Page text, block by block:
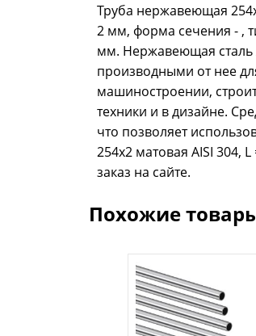
Труба нержавеющая
2 мм, форма сечения - ,
мм. Нержавеющая сталь
производными от нее
машиностроении,
техники и в дизайне.
что позволяет
254x2 матовая AISI 304,
заказ на сайте.
Похожие